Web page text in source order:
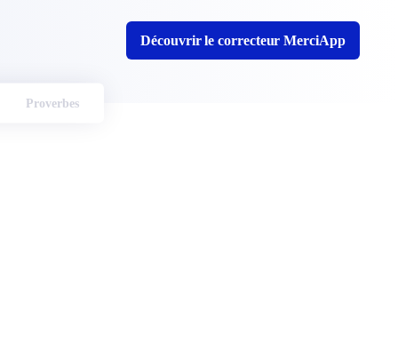
Découvrir le correcteur MerciApp
Proverbes